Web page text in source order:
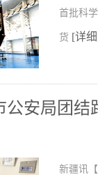
首批科
货 [详
公安局团结
新疆讯